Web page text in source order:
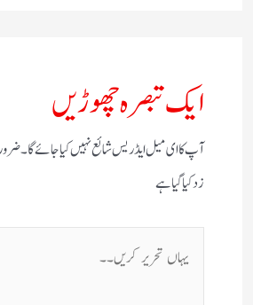
ایک تبصرہ چھوڑیں
آپ کا ای میل ایڈریس شائع نہیں کیا جائے گا۔
زد کیا گیا ہے
یہاں
تحریر